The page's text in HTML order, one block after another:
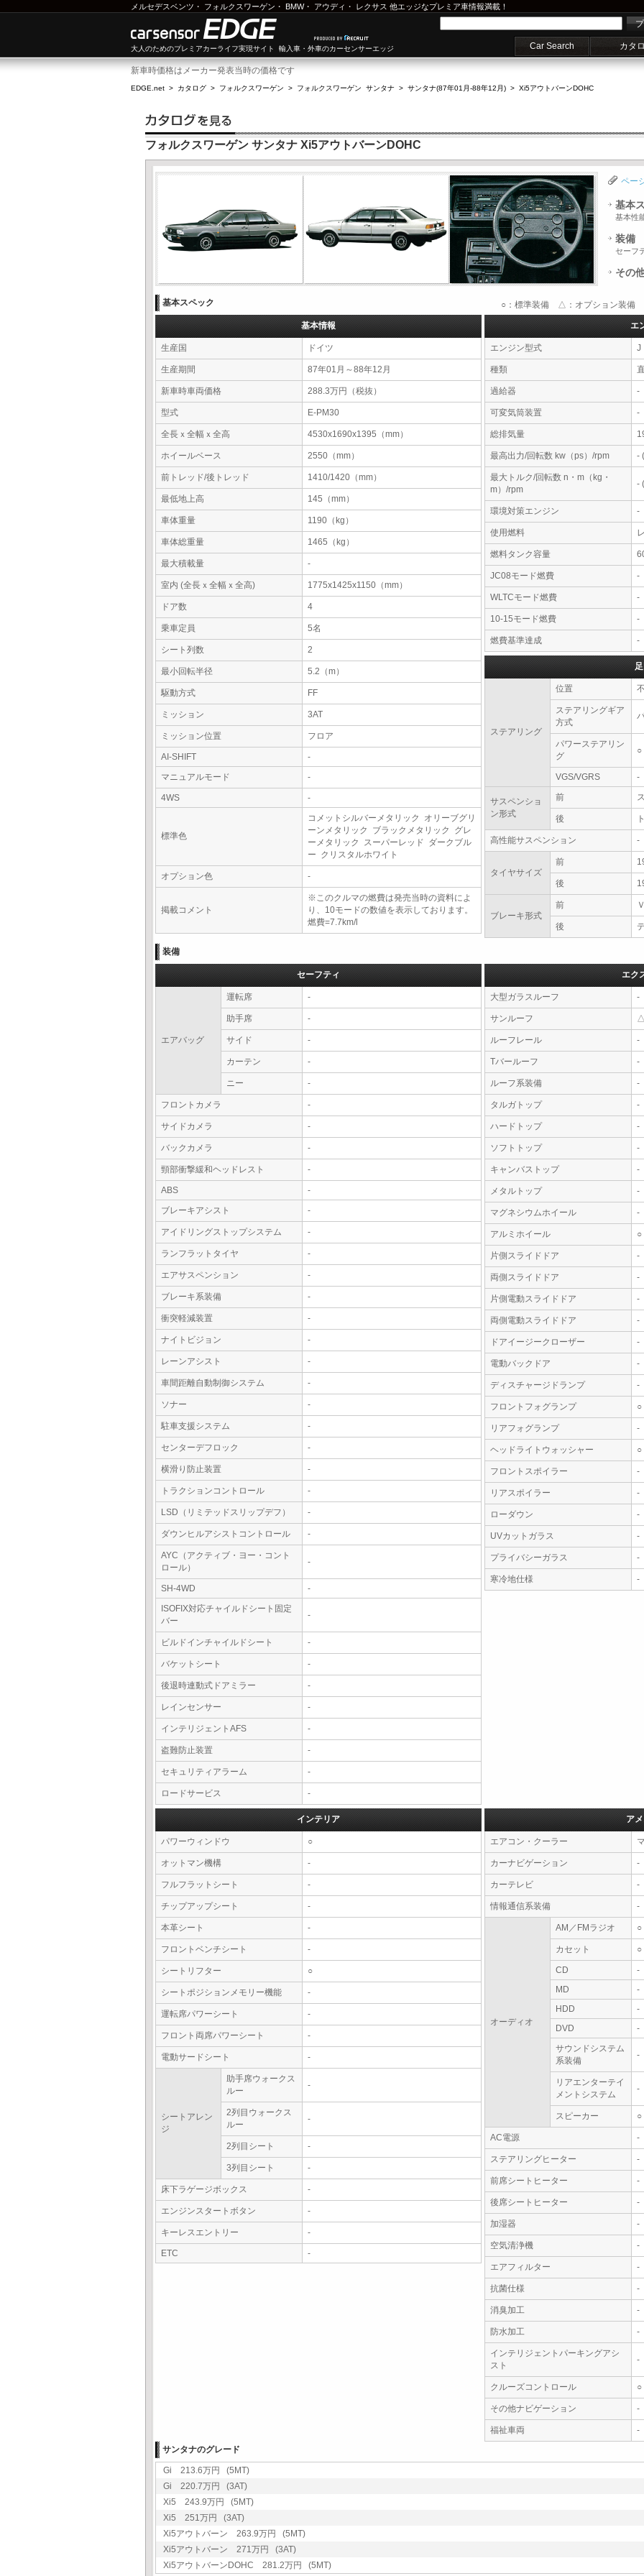
メルセデスベンツ ・ フォルクスワーゲン ・ BMW・ アウディ ・ レクサス 他エッジなプレミア車情報満載！
大人のためのプレミアカーライフ実現サイト 輸入車・外車のカーセンサーエッジ Car Search カタ
新車時価格はメーカー発表当時の価格です
EDGE.net > カタログ > フォルクスワーゲン > フォルクスワーゲン サンタナ > サンタナ(87年01月-88年12月) > Xi5アウトバーンDOHC
フォルクスワーゲン サンタナ Xi5アウトバーンDOHC
ペー
基本
基本性
装備
セーフ
その
基本スペック ○：標準装備 △：オプション装備 -
基本情報
生産国 ドイツ
生産期間 87年01月～88年12月
新車時車両価格 288.3万円（税抜）
型式 E-PM30
全長ｘ全幅ｘ全高 4530x1690x1395（mm）
ホイールベース 2550（mm）
前トレッド/後トレッド 1410/1420（mm）
最低地上高 145（mm）
車体重量 1190（kg）
車体総重量 1465（kg）
最大積載量 -
室内 (全長ｘ全幅ｘ全高) 1775x1425x1150（mm）
ドア数 4
乗車定員 5名
シート列数 2
最小回転半径 5.2（m）
駆動方式 FF
ミッション 3AT
ミッション位置 フロア
AI-SHIFT
-
マニュアルモード
-
4WS -
標準色
コメットシルバーメタリック オリーブグリ
ーンメタリック ブラックメタリック グレ
ーメタリック スーパーレッド ダークブル
ー クリスタルホワイト
オプション色 -
掲載コメント
※このクルマの燃費は発売当時の資料によ
り、10モードの数値を表示しております。
燃費=7.7km/l
エ
エンジン型式 J
種類
過給器 -
可変気筒装置 -
総排気量
最高出力/回転数 kw（ps）/rpm -
最大トルク/回転数 n・m（kg・
m）/rpm
-
環境対策エンジン -
使用燃料
燃料タンク容量
JC08モード燃費 -
WLTCモード燃費 -
10-15モード燃費 -
燃費基準達成 -
ステアリング
位置
ステアリングギア
方式
パワーステアリン
グ
○
VGS/VGRS -
サスペンショ
ン形式
前
後
高性能サスペンション -
タイヤサイズ
前
後
ブレーキ形式
前
後
装備
セーフティ
エアバッグ
運転席 -
助手席 -
サイド -
カーテン -
ニー -
フロントカメラ -
サイドカメラ -
バックカメラ -
頸部衝撃緩和ヘッドレスト -
ABS
-
ブレーキアシスト
-
アイドリングストップシステム -
ランフラットタイヤ -
エアサスペンション -
ブレーキ系装備 -
衝突軽減装置 -
ナイトビジョン -
レーンアシスト -
車間距離自動制御システム -
ソナー -
駐車支援システム -
センターデフロック -
横滑り防止装置 -
トラクションコントロール -
LSD（リミテッドスリップデフ） -
ダウンヒルアシストコントロール -
AYC（アクティブ・ヨー・コント
ロール）
-
SH-4WD
-
ISOFIX対応チャイルドシート固定
バー
-
ビルドインチャイルドシート -
バケットシート -
後退時連動式ドアミラー -
レインセンサー -
インテリジェントAFS -
盗難防止装置 -
セキュリティアラーム -
ロードサービス -
エク
大型ガラスルーフ -
サンルーフ △
ルーフレール -
Tバールーフ -
ルーフ系装備 -
タルガトップ -
ハードトップ -
ソフトトップ -
キャンバストップ -
メタルトップ -
マグネシウムホイール -
アルミホイール ○
片側スライドドア -
両側スライドドア -
片側電動スライドドア -
両側電動スライドドア -
ドアイージークローザー -
電動バックドア -
ディスチャージドランプ -
フロントフォグランプ ○
リアフォグランプ -
ヘッドライトウォッシャー ○
フロントスポイラー -
リアスポイラー -
ローダウン -
UVカットガラス -
プライバシーガラス -
寒冷地仕様 -
インテリア
パワーウィンドウ ○
オットマン機構 -
フルフラットシート -
チップアップシート -
本革シート -
フロントベンチシート -
シートリフター ○
シートポジションメモリー機能 -
運転席パワーシート -
フロント両席パワーシート -
電動サードシート -
シートアレン
ジ
助手席ウォークス
ルー
-
2列目ウォークス
ルー
-
2列目シート -
3列目シート -
床下ラゲージボックス -
エンジンスタートボタン -
キーレスエントリー -
ETC -
ア
エアコン・クーラー
カーナビゲーション -
カーテレビ -
情報通信系装備 -
オーディオ
AM／FMラジオ ○
カセット ○
CD
-
MD
-
HDD
-
DVD
-
サウンドシステム
系装備
-
リアエンターテイ
メントシステム
-
スピーカー ○
AC電源 -
ステアリングヒーター -
前席シートヒーター -
後席シートヒーター -
加湿器 -
空気清浄機 -
エアフィルター -
抗菌仕様 -
消臭加工 -
防水加工 -
インテリジェントパーキングアシ
スト
-
クルーズコントロール ○
その他ナビゲーション -
福祉車両
-
サンタナのグレード
Gi 213.6万円 (5MT)
Gi 220.7万円 (3AT)
Xi5 243.9万円 (5MT)
Xi5 251万円 (3AT)
Xi5アウトバーン 263.9万円 (5MT)
Xi5アウトバーン 271万円 (3AT)
Xi5アウトバーンDOHC 281.2万円 (5MT)